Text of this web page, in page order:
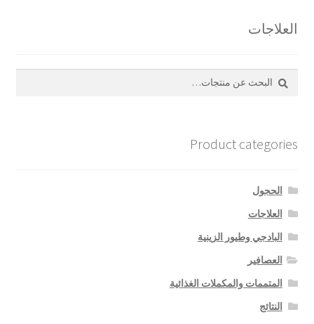
العلاجات
البحث
عن:
بحث
Product categories
الحجول
العلاجات
البادجي وطيور الزينية
العصافير
المتممات والمكملات الغذائية
النتائج